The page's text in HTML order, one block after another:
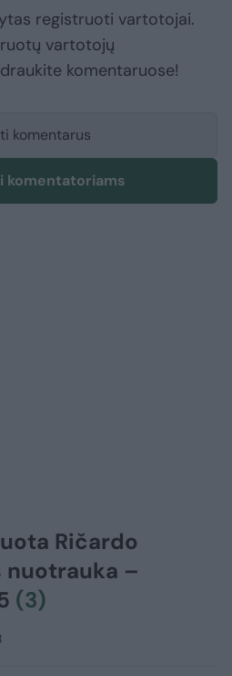
registruoti vartotojai.
vartotojų
komentaruose!
komentarus
komentatoriams
Ričardo
nuotrauka –
(3)